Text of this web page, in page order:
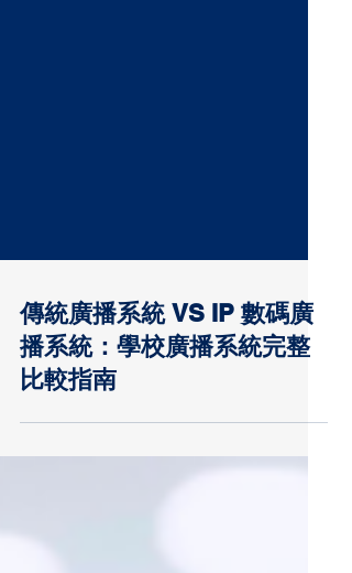
傳統廣播系統 VS IP 數碼廣
播系統：學校廣播系統完整
比較指南